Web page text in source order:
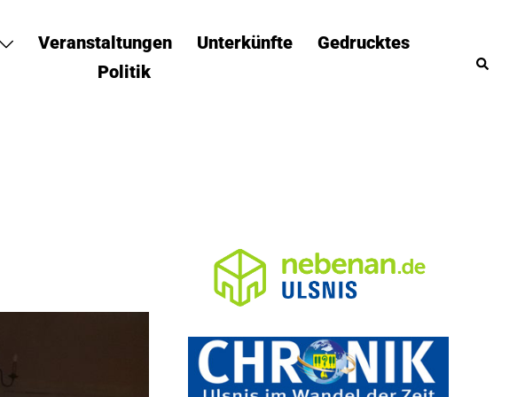
Veranstaltungen Unterkünfte
Gedrucktes
Politik
Suche